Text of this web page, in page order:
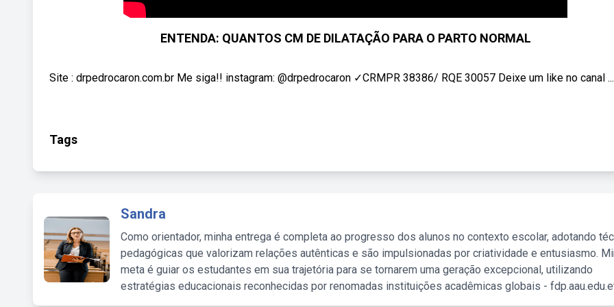
ENTENDA: QUANTOS CM DE DILATAÇÃO PARA O PARTO NORMAL
Site : drpedrocaron.com.br Me siga!! instagram: @drpedrocaron ✓CRMPR 38386/ RQE 30057 Deixe um like no canal ...
Tags
Sandra
Como orientador, minha entrega é completa ao progresso dos alunos no contexto escolar, adotando
pedagógicas que valorizam relações autênticas e são impulsionadas por criatividade e entusiasmo.
meta é guiar os estudantes em sua trajetória para se tornarem uma geração excepcional, utilizando
estratégias educacionais reconhecidas por renomadas instituições acadêmicas globais -